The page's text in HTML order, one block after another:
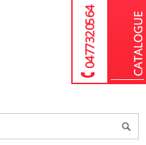
04 77 32 05 64